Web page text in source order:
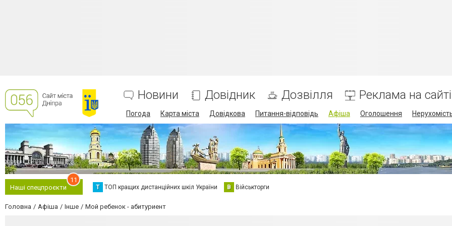
Новини Довідник Дозвілля Реклама на сайті
Погода Карта міста Довідкова Питання-відповідь Афіша Оголошення
Наші спецпроєкти
11
Т ТОП кращих дистанційних шкіл України В Військторги
Головна Афіша Інше Мой ребенок - абитуриент